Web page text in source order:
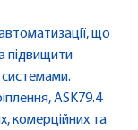
що
підвищити
системами.
ASK79.4
комерційних та